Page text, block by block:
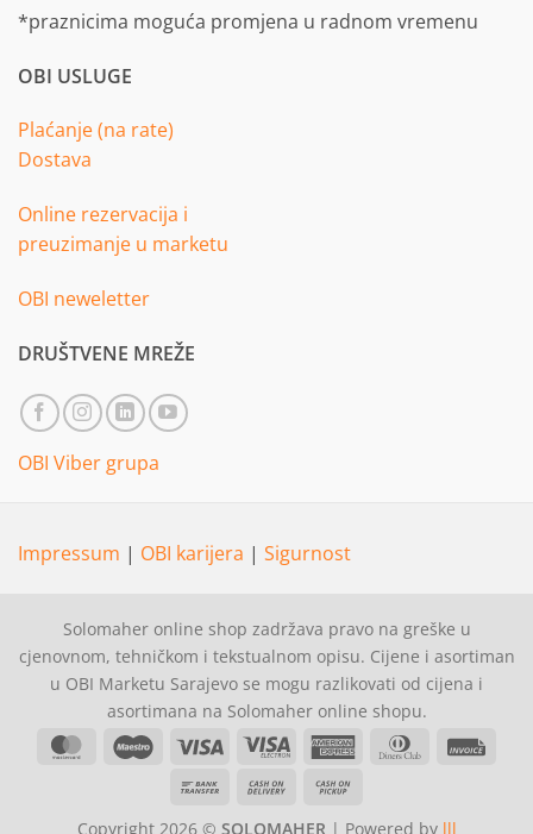
*praznicima moguća promjena u radnom vremenu
OBI USLUGE
Plaćanje (na rate)
Dostava
Online rezervacija i
preuzimanje u marketu
OBI neweletter
DRUŠTVENE MREŽE
OBI Viber grupa
Impressum | OBI karijera | Sigurnost
Solomaher online shop zadržava pravo na greške u
cjenovnom, tehničkom i tekstualnom opisu. Cijene i asortiman
u OBI Marketu Sarajevo se mogu razlikovati od cijena i
asortimana na Solomaher online shopu.
MasterCardMaestro Visa
Visa
American Dinners
Bank
Cash
Copyright 2026 © SOLOMAHER | Powered by lll